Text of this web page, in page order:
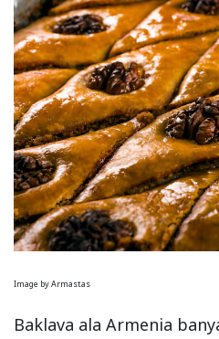
Image by Armastas
Baklava ala Armenia